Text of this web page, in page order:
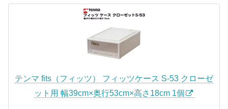
テンマ fits（フィッツ） フィッツケース S-53 クローゼ
ット用 幅39cm×奥行53cm×高さ18cm 1個